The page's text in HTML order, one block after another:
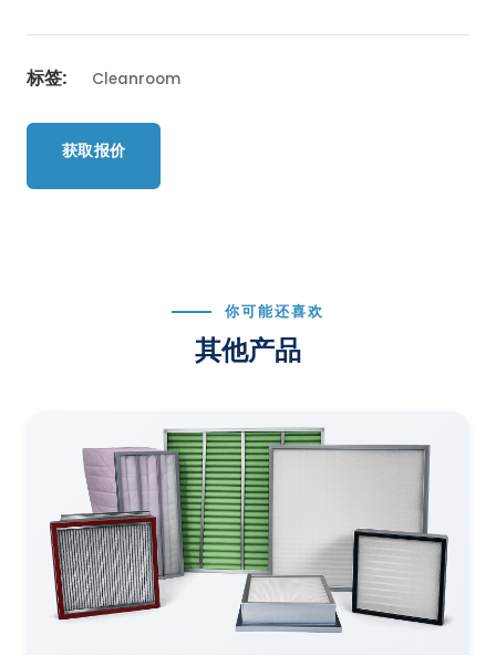
标签: Cleanroom
获取报价
你可能还喜欢
其他产品